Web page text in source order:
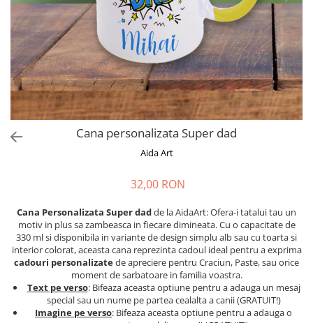
Decoratiuni Paste
Insigne / Brose
Agende Personalizate
Agende A5
Agende A6
Planner / Jurnal
Print personalizat
Semne de Carte
Articole pentru copii
Puzzle
Stickere
Trofee
Cadouri absolvire
Cana personalizata Super dad
Aida Art
32,00 RON
Cana Personalizata Super dadde la AidaArt: Ofera-i tatalui tau un
motiv in plus sa zambeasca in fiecare dimineata. Cu o capacitate de
330 ml si disponibila in variante de design simplu alb sau cu toarta si
interior colorat, aceasta cana reprezinta cadoul ideal pentru a exprima
cadouri personalizatede apreciere pentru Craciun, Paste, sau orice
moment de sarbatoare in familia voastra.
Text pe verso: Bifeaza aceasta optiune pentru a adauga un mesaj
special sau un nume pe partea cealalta a canii (GRATUIT!)
Imagine pe verso: Bifeaza aceasta optiune pentru a adauga o